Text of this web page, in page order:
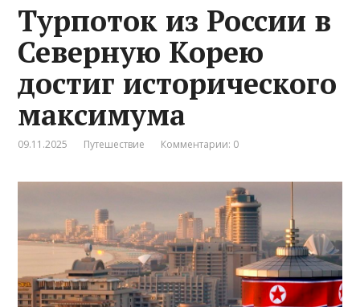
Турпоток из России в
Северную Корею
достиг исторического
максимума
09.11.2025 Путешествие Комментарии: 0